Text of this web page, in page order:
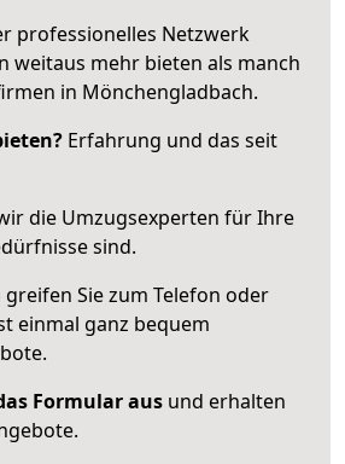
professionelles Netzwerk
weitaus mehr bieten als manch
in Mönchengladbach.
Erfahrung und das seit
die Umzugsexperten für Ihre
sind.
greifen Sie zum Telefon oder
einmal ganz bequem
Formular aus und erhalten